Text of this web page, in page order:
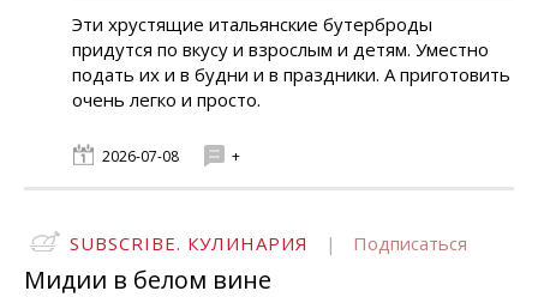
Эти хрустящие итальянские бутерброды
придутся по вкусу и взрослым и детям. Уместно
подать их и в будни и в праздники. А приготовить
очень легко и просто.
2026-07-08 +
SUBSCRIBE. КУЛИНАРИЯ | Подписаться
Мидии в белом вине